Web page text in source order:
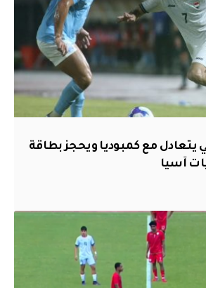
يتعادل مع كمبوديا ويحجز بطاقة
آسيا